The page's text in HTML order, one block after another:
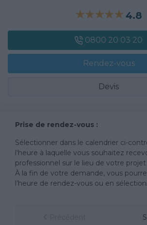
4.8
0800 20 03 20
Rendez-vous
Devis
Prise de rendez-vous :
Sélectionner dans le calendrier ci-
l'heure à laquelle vous souhaitez
professionnel sur le lieu de votre projet
À la fin de votre demande, vous
l’heure de rendez-vous ou en